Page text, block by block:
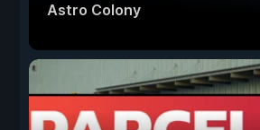
Astro Colony